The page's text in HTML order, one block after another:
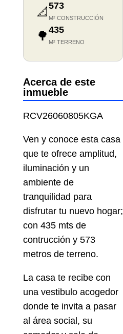
📐 573
M² CONSTRUCCIÓN
🌳 435
M² TERRENO
Acerca de este
inmueble
RCV26060805KGA
Ven y conoce esta casa
que te ofrece amplitud,
iluminación y un
ambiente de
tranquilidad para
disfrutar tu nuevo hogar;
con 435 mts de
contrucción y 573
metros de terreno.
La casa te recibe con
una vestibulo acogedor
donde te invita a pasar
al área social, su